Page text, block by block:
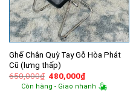
Ghế Chân Quỳ Tay Gỗ Hòa Phát
Cũ (lưng thấp)
650,000₫ Giá
gốc
là:
480,000₫Giá
hiện
tại
Còn hàng - Giao nhanh